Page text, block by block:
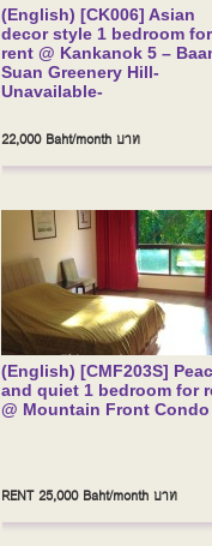
(English) [CK006] Asian
decor style 1 bedroom for
rent @ Kankanok 5 –
Suan Greenery Hill-
Unavailable-
22,000 Baht/month บาท
(English) [CMF203S]
and quiet 1 bedroom for
@ Mountain Front Condo
RENT 25,000 Baht/month บาท